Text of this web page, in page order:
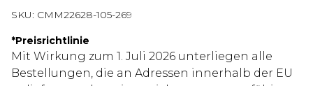
SKU: CMM22628-105-269
*Preisrichtlinie
Mit Wirkung zum 1. Juli 2026 unterliegen alle
Bestellungen, die an Adressen innerhalb der EU